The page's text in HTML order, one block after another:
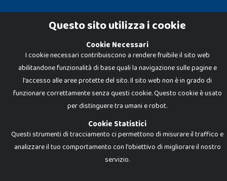
Dadi e Mattoncini è un brand di Giocabene Srl. Ogni riproduzione o utilizzo non
espressamente autorizzato è severamente vietato. Tutti i loghi, marchi,
brand elencati nel presente shop sono di proprietà dei rispettivi titolari.
I prezzi e le promozioni pubblicate potrebbero differire da quanto esposto in
negozio.
Giocabene Srl - via della Posta 8, 20123 Milano (MI)
P.IVA 02608090425 - REA AN201199 - C.S. 10.000 i.v.
Questo sito utilizza i cookie
Cookie Necessari
I cookie necessari contribuiscono a rendere fruibile il sito web
abilitandone funzionalità di base quali la navigazione sulle pagine e
l'accesso alle aree protette del sito. Il sito web non è in grado di
funzionare correttamente senza questi cookie. Questo cookie è usato
per distinguere tra umani e robot.
Cookie Statistici
Questi strumenti di tracciamento ci permettono di misurare il traffico e
analizzare il tuo comportamento con l'obiettivo di migliorare il nostro
servizio.